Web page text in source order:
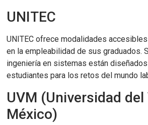
UNITEC
UNITEC ofrece modalidades
en la empleabilidad de sus graduados.
ingeniería en sistemas están
estudiantes para los retos del mundo
UVM (Universidad del
México)